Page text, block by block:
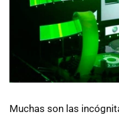
Muchas son las